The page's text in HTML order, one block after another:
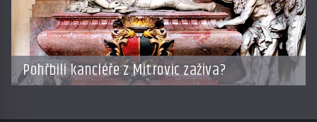
Pohřbili kancléře z Mitrovic zaživa?